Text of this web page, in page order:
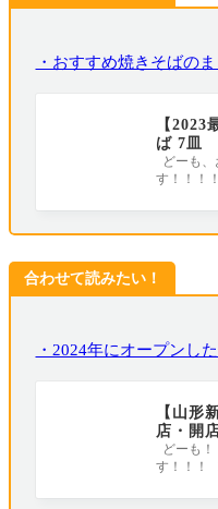
・おすすめ焼きそばの
【2023
ば 7皿
どーも
す！！！
い
合わせて読みたい！
・2024年にオープンし
【山形
店・開
どーも
す！！！